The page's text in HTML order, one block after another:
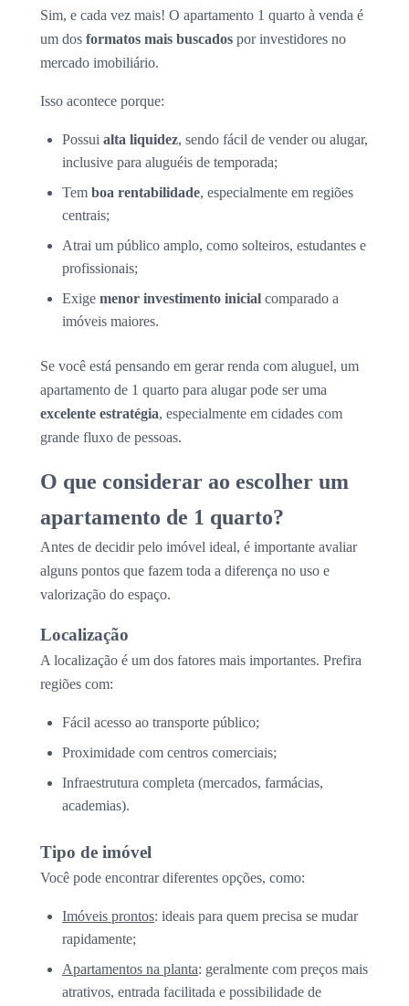
Sim, e cada vez mais! O apartamento 1 quarto à venda é
um dos formatos mais buscados por investidores no
mercado imobiliário.
Isso acontece porque:
Possui alta liquidez, sendo fácil de vender ou alugar,
inclusive para aluguéis de temporada;
Tem boa rentabilidade, especialmente em regiões
centrais;
Atrai um público amplo, como solteiros, estudantes e
profissionais;
Exige menor investimento inicial comparado a
imóveis maiores.
Se você está pensando em gerar renda com aluguel, um
apartamento de 1 quarto para alugar pode ser uma
excelente estratégia, especialmente em cidades com
grande fluxo de pessoas.
O que considerar ao escolher um
apartamento de 1 quarto?
Antes de decidir pelo imóvel ideal, é importante avaliar
alguns pontos que fazem toda a diferença no uso e
valorização do espaço.
Localização
A localização é um dos fatores mais importantes. Prefira
regiões com:
Fácil acesso ao transporte público;
Proximidade com centros comerciais;
Infraestrutura completa (mercados, farmácias,
academias).
Tipo de imóvel
Você pode encontrar diferentes opções, como:
Imóveis prontos: ideais para quem precisa se mudar
rapidamente;
Apartamentos na planta: geralmente com preços mais
atrativos, entrada facilitada e possibilidade de